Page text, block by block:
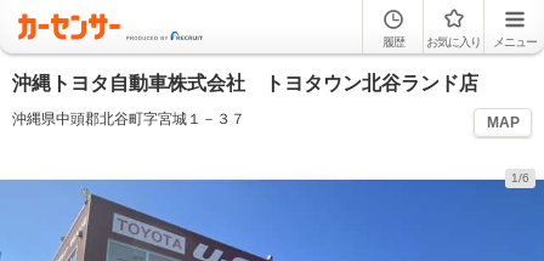
履歴 お気に入り メニュー
沖縄トヨタ自動車株式会社 トヨタウン北谷ランド店
沖縄県中頭郡北谷町字宮城１－３７ MAP
1/6